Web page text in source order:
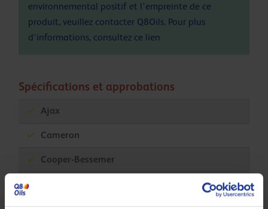
environnemental positif et l'empreinte de ce
produit, veuillez contacter Q8Oils. Pour plus
d'informations, consultez ce lien
Spécifications et approbations
Ajax
Cameron
Cooper-Bessemer